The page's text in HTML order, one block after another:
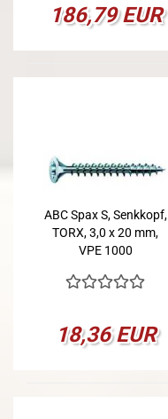
186,79 EUR
ABC Spax S, Senkkopf,
TORX, 3,0 x 20 mm,
VPE 1000
18,36 EUR